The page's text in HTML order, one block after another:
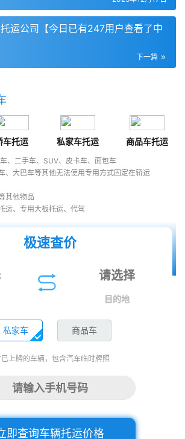
运公司【今日已有247用户查看了中
下一篇
车托运 私家车托运 商品车托运
、二手车、SUV、皮卡车、面包车
、大巴车等其他无法使用专用方式固定在轿运
其他物品
运、专用大板托运、代驾
极速查价
目的地
私家车 商品车
上牌的车辆，包含汽车临时牌照
即查询车辆托运价格